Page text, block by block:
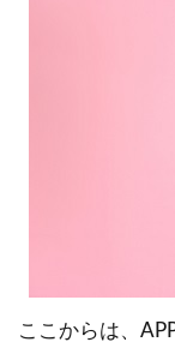
ここからは、